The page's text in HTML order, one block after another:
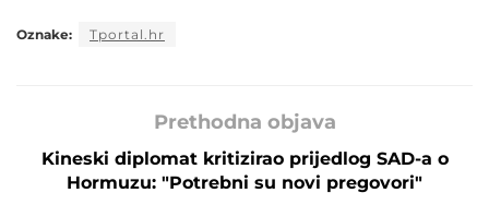
Oznake: Tportal.hr
Prethodna objava
Kineski diplomat kritizirao prijedlog SAD-a o
Hormuzu: "Potrebni su novi pregovori"